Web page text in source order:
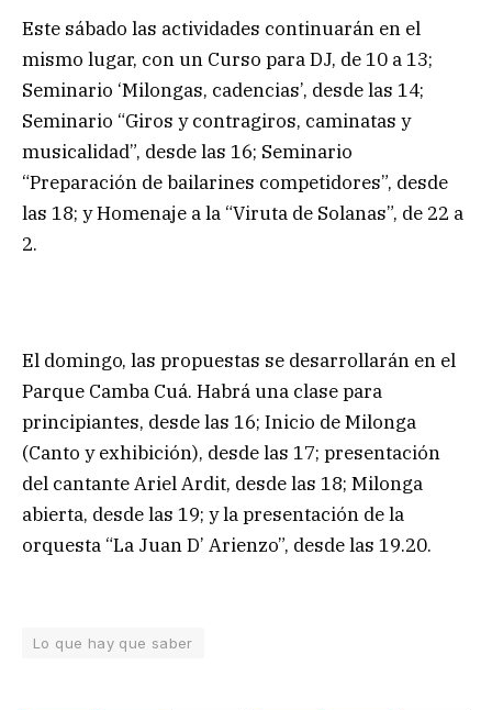
Este sábado las actividades continuarán en el
mismo lugar, con un Curso para DJ, de 10 a 13;
Seminario ‘Milongas, cadencias’, desde las 14;
Seminario “Giros y contragiros, caminatas y
musicalidad”, desde las 16; Seminario
“Preparación de bailarines competidores”, desde
las 18; y Homenaje a la “Viruta de Solanas”, de 22 a
2.
El domingo, las propuestas se desarrollarán en el
Parque Camba Cuá. Habrá una clase para
principiantes, desde las 16; Inicio de Milonga
(Canto y exhibición), desde las 17; presentación
del cantante Ariel Ardit, desde las 18; Milonga
abierta, desde las 19; y la presentación de la
orquesta “La Juan D’ Arienzo”, desde las 19.20.
Lo que hay que saber